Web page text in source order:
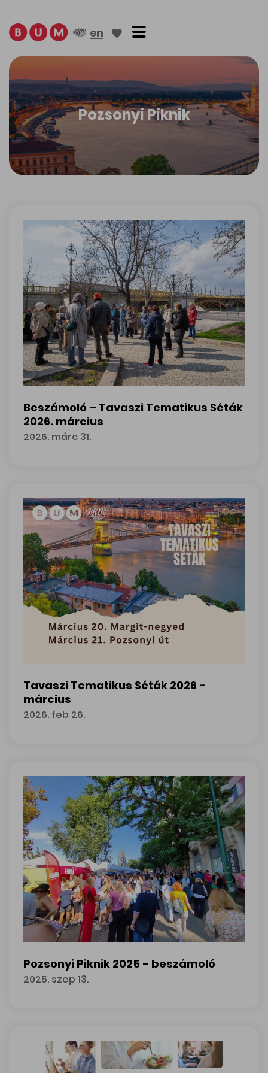
en
Pozsonyi Piknik
Beszámoló – Tavaszi Tematikus Séták
2026. március
2026. márc 31.
Tavaszi Tematikus Séták 2026 -
március
2026. feb 26.
Pozsonyi Piknik 2025 - beszámoló
2025. szep 13.